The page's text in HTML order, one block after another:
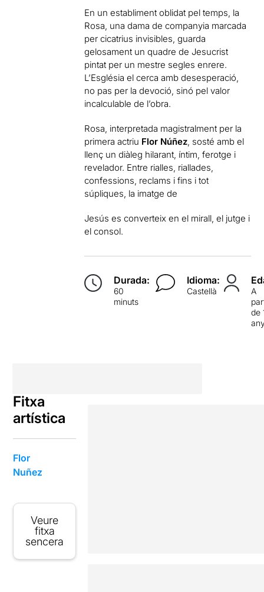
En un establiment oblidat pel temps, la
Rosa, una dama de companyia marcada
per cicatrius invisibles, guarda
gelosament un quadre de Jesucrist
pintat per un mestre segles enrere.
L’Església el cerca amb desesperació,
no pas per la devoció, sinó pel valor
incalculable de l’obra.
Rosa, interpretada magistralment per la
primera actriu Flor Núñez, sosté amb el
llenç un diàleg hilarant, íntim, ferotge i
revelador. Entre rialles, riallades,
confessions, reclams i fins i tot
súpliques, la imatge de
Jesús es converteix en el mirall, el jutge i
el consol.
Durada:
60
minuts
Idioma:
Castellà
A
de
Fitxa
artística
Flor
Nuñez
Veure
fitxa
sencera